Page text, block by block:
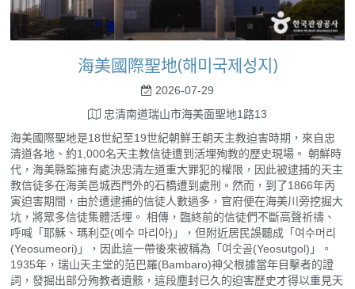
海美國際聖地(해미국제성지)
2026-07-29
忠清南道瑞山市海美面聖地1路13
海美國際聖地是18世紀至19世紀朝鮮王朝天主教迫害時期，來自忠
清道各地、約1,000名天主教信徒遭到活埋殉教的歷史現場。 朝鮮時
代，海美縣監擁有處決忠清左道重大罪犯的權限，因此被逮捕的天主
教信徒多在海美邑城西門外的石橋遭到處刑。然而，到了1866年丙
寅迫害期間，由於遭逮捕的信徒人數過多，官府便在海美川旁挖掘大
坑，將眾多信徒集體活埋。 相傳，臨終前的信徒們不斷高聲祈禱、
呼喊「耶穌、瑪利亞(예수 마리아)」，但附近居民誤聽成「여수머리
(Yeosumeori)」，因此這一帶後來被稱為「여숫골(Yeosutgol)」。
1935年，瑞山天主堂的范巴羅(Bambaro)神父根據當年目擊者的證
詞，發掘出部分殉教者遺骸，這段塵封已久的迫害歷史才得以重見天